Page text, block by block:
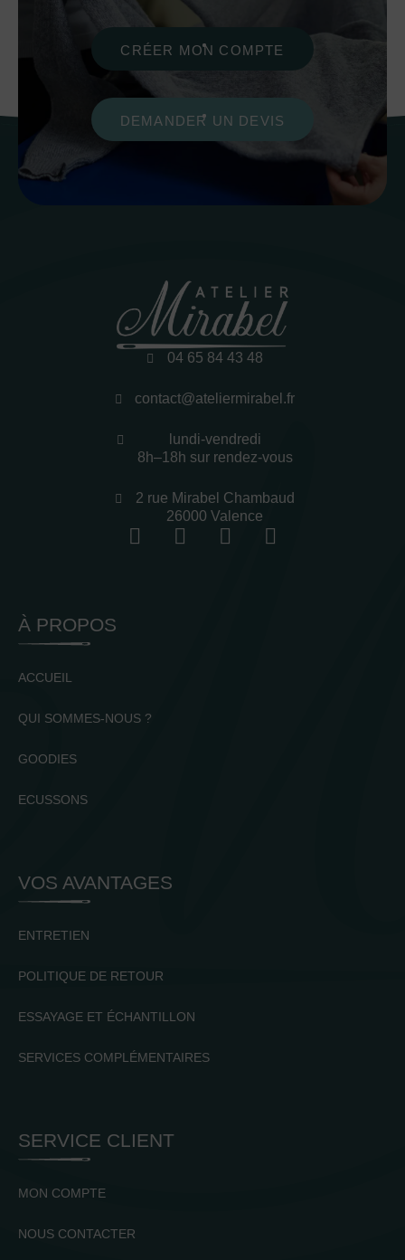
CRÉER MON COMPTE
DEMANDER UN DEVIS
04 65 84 43 48
contact@ateliermirabel.fr
lundi-vendredi
8h–18h sur rendez-vous
2 rue Mirabel Chambaud
26000 Valence
À PROPOS
ACCUEIL
QUI SOMMES-NOUS ?
GOODIES
ECUSSONS
VOS AVANTAGES
ENTRETIEN
POLITIQUE DE RETOUR
ESSAYAGE ET ÉCHANTILLON
SERVICES COMPLÉMENTAIRES
SERVICE CLIENT
MON COMPTE
NOUS CONTACTER